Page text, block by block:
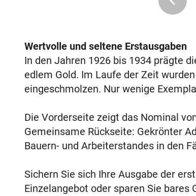
Wertvolle und seltene Erstausgaben
In den Jahren 1926 bis 1934 prägte
edlem Gold. Im Laufe der Zeit
eingeschmolzen. Nur wenige
Die Vorderseite zeigt das Nominal
Gemeinsame Rückseite: Gekrönter
Bauern- und Arbeiterstandes in den
Sichern Sie sich Ihre Ausgabe der
Einzelangebot oder sparen Sie bares